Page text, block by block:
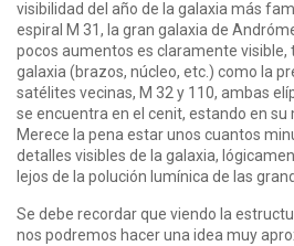
visibilidad del año de la galaxia más
espiral M 31, la gran galaxia de
pocos aumentos es claramente
galaxia (brazos, núcleo, etc.) como la
satélites vecinas, M 32 y 110, ambas
se encuentra en el cenit, estando en su
Merece la pena estar unos cuantos
detalles visibles de la galaxia,
lejos de la polución lumínica de las
Se debe recordar que viendo la
nos podremos hacer una idea muy